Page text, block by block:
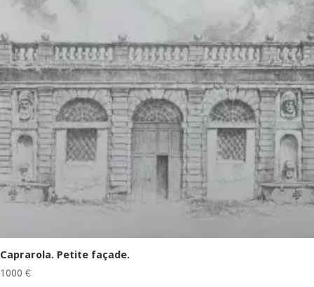
Caprarola. Petite façade.
1000 €